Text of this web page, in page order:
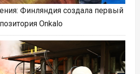
Финляндия создала первый
Onkalo